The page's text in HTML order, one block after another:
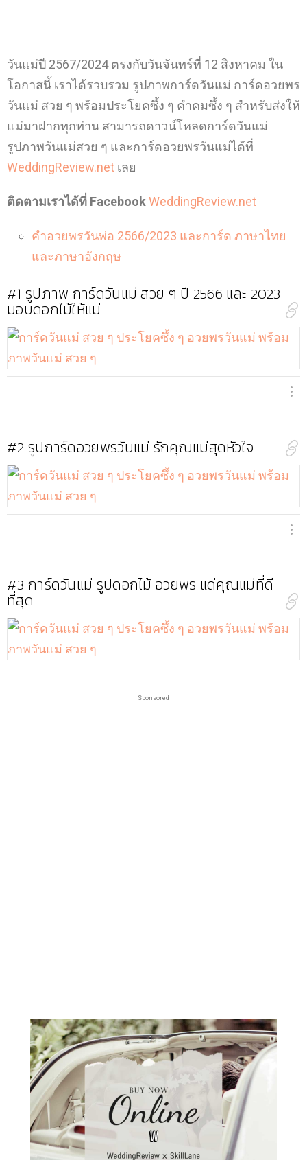
วันแม่ปี 2567/2024 ตรงกับวันจันทร์ที่ 12 สิงหาคม ใน
โอกาสนี้ เราได้รวบรวม รูปภาพการ์ดวันแม่ การ์ดอวยพร
วันแม่ สวย ๆ พร้อมประโยคซึ้ง ๆ คำคมซึ้ง ๆ สำหรับส่งให้
แม่มาฝากทุกท่าน สามารถดาวน์โหลดการ์ดวันแม่
รูปภาพวันแม่สวย ๆ และการ์ดอวยพรวันแม่ได้ที่
WeddingReview.net เลย
ติดตามเราได้ที่ FacebookWeddingReview.net
คำอวยพรวันพ่อ 2566/2023 และการ์ด ภาษาไทย
และภาษาอังกฤษ
#1 รูปภาพ การ์ดวันแม่ สวย ๆ ปี 2566 และ 2023
มอบดอกไม้ให้แม่
#2รูปการ์ดอวยพรวันแม่ รักคุณแม่สุดหัวใจ
#3 การ์ดวันแม่ รูปดอกไม้ อวยพร แด่คุณแม่ที่ดี
ที่สุด
Sponsored